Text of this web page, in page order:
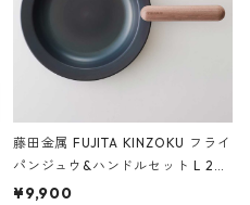
藤田金属 FUJITA KINZOKU フライ
パンジュウ&ハンドルセット L 24c
m ガス火・IH対応 鉄フライパン
¥9,900